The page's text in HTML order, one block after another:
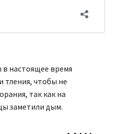
настоящее время
тления, чтобы не
так как на
заметили дым.